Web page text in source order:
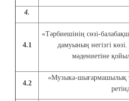
4.
4.1
«Тәрбиешінің сөзі-
дамуының негізгі
мәдениетіне
4.2
«Музыка-шығармашылық